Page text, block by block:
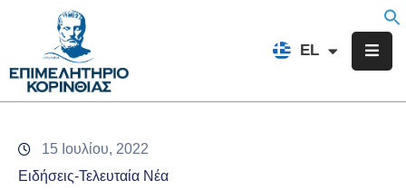
EL
FR
Επιμελητήριο
Υπηρεσίες
15 Ιουλίου, 2022
Ειδήσεις-Τελευταία Νέα